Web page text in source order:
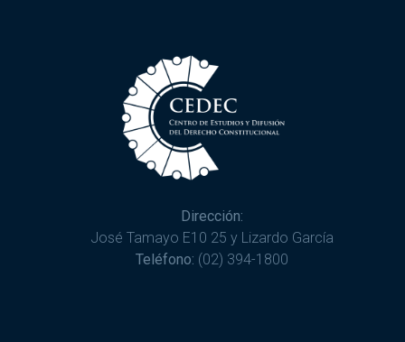
Dirección:
José Tamayo E10 25 y Lizardo García
Teléfono: (02) 394-1800